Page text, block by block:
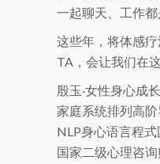
一起聊天、工作都
这些年，将体感
TA，会让我们在
殷玉·女性身心成
家庭系统排列高
NLP身心语言程
国家二级心理咨